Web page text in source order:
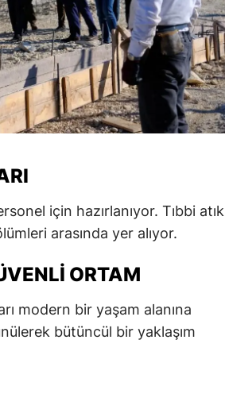
için hazırlanıyor. Tıbbi atık
arasında yer alıyor.
ORTAM
modern bir yaşam alanına
bütüncül bir yaklaşım